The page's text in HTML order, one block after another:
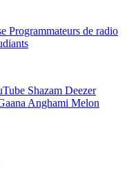
Programmateurs de radio
Shazam Deezer
Anghami Melon